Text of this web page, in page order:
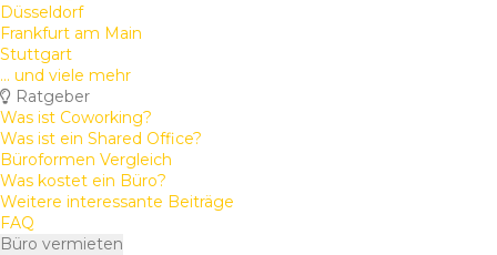
Düsseldorf
Frankfurt am Main
Stuttgart
... und viele mehr
Ratgeber
Was ist Coworking?
Was ist ein Shared Office?
Büroformen Vergleich
Was kostet ein Büro?
Weitere interessante Beiträge
FAQ
Büro vermieten